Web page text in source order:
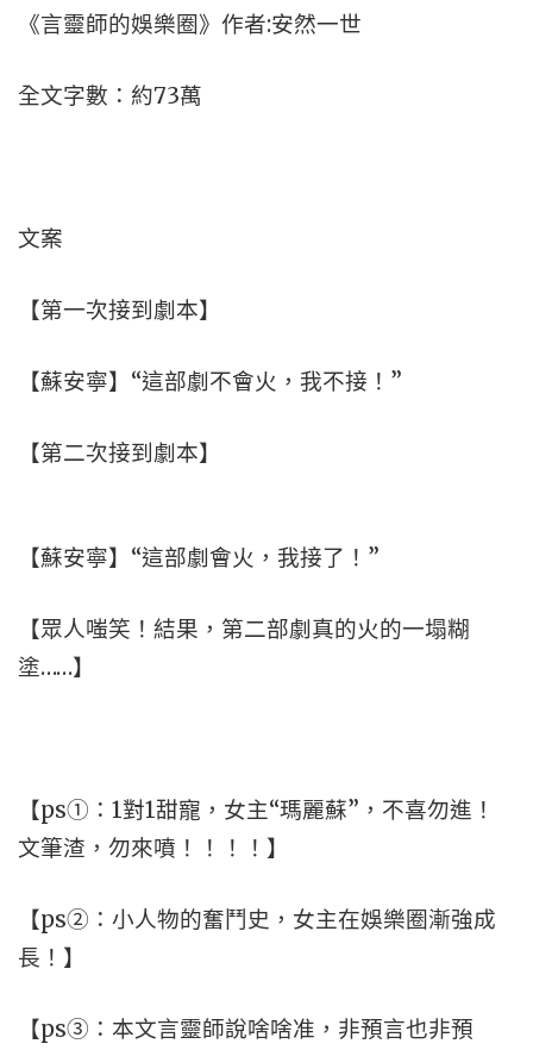
《言靈師的娛樂圈》作者:安然一世
全文字數：約73萬
文案
【第一次接到劇本】
【蘇安寧】“這部劇不會火，我不接！”
【第二次接到劇本】
【蘇安寧】“這部劇會火，我接了！”
【眾人嗤笑！結果，第二部劇真的火的一塌糊
塗……】
【ps①：1對1甜寵，女主“瑪麗蘇”，不喜勿進！
文筆渣，勿來噴！！！！】
【ps②：小人物的奮鬥史，女主在娛樂圈漸強成
長！】
【ps③：本文言靈師說啥啥准，非預言也非預